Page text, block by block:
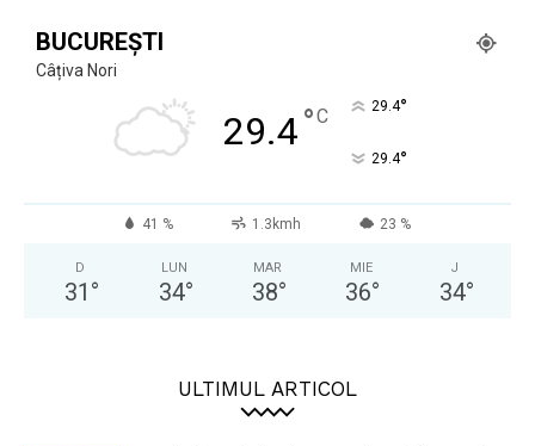
BUCUREȘTI
Câțiva Nori
29.4°C 29.4°
29.4°
41 % 1.3kmh 23 %
D
31 °
LUN
34°
MAR
38°
MIE
36°
J
34°
ULTIMUL ARTICOL